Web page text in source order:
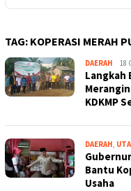
TAG: KOPERASI MERAH
DAERAH Kejar
18
Langkah
KDKMP
DAERAH,
Bantu
Usaha